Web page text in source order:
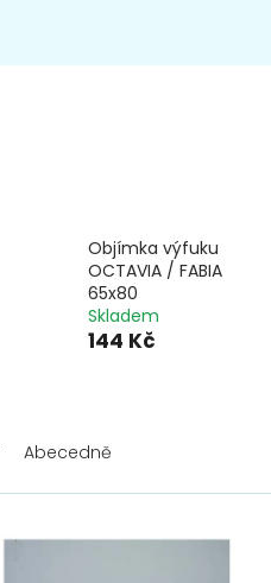
Objímka výfuku
OCTAVIA / FABIA
65x80
Skladem
144 Kč
Abecedně